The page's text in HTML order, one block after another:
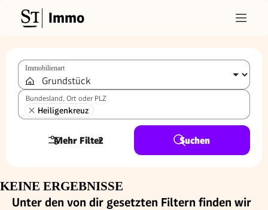
Immo
Immobilienart
Bundesland, Ort oder PLZ
Heiligenkreuz
Mehr Filter
2 Suchen
KEINE ERGEBNISSE
Unter den von dir gesetzten Filtern finden wir